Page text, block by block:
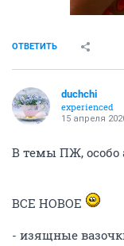
ОТВЕТИТЬ
duchchi
experienced
15 апреля
В темы ПЖ, особо
ВСЕ НОВОЕ
- изящные